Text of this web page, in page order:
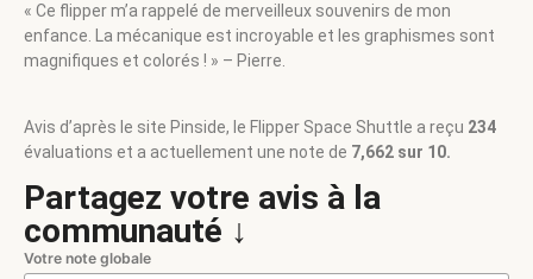
« Ce flipper m’a rappelé de merveilleux souvenirs de mon
enfance. La mécanique est incroyable et les graphismes sont
magnifiques et colorés ! » – Pierre.
Avis d’après le site Pinside, le Flipper Space Shuttle a reçu 234
évaluations et a actuellement une note de 7,662 sur 10.
Partagez votre avis à la
communauté ↓
Votre note globale